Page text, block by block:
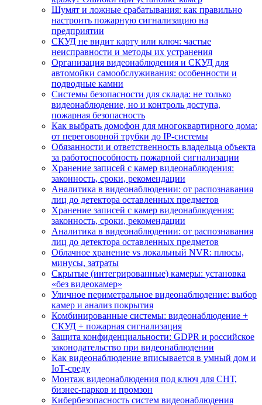
Шумят и ложные срабатывания: как правильно
настроить пожарную сигнализацию на
предприятии
СКУД не видит карту или ключ: частые
неисправности и методы их устранения
Организация видеонаблюдения и СКУД для
автомойки самообслуживания: особенности и
подводные камни
Системы безопасности для склада: не только
видеонаблюдение, но и контроль доступа,
пожарная безопасность
Как выбрать домофон для многоквартирного дома:
от переговорной трубки до IP-системы
Обязанности и ответственность владельца объекта
за работоспособность пожарной сигнализации
Хранение записей с камер видеонаблюдения:
законность, сроки, рекомендации
Аналитика в видеонаблюдении: от распознавания
лиц до детектора оставленных предметов
Хранение записей с камер видеонаблюдения:
законность, сроки, рекомендации
Аналитика в видеонаблюдении: от распознавания
лиц до детектора оставленных предметов
Облачное хранение vs локальный NVR: плюсы,
минусы, затраты
Скрытые (интегрированные) камеры: установка
«без видеокамер»
Уличное периметральное видеонаблюдение: выбор
камер и анализ покрытия
Комбинированные системы: видеонаблюдение +
СКУД + пожарная сигнализация
Защита конфиденциальности: GDPR и российское
законодательство при видеонаблюдении
Как видеонаблюдение вписывается в умный дом и
IoT‑среду
Монтаж видеонаблюдения под ключ для СНТ,
бизнес‑парков и промзон
Кибербезопасность систем видеонаблюдения